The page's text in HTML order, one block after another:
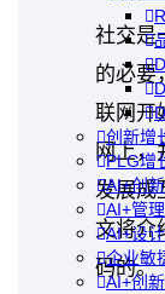
创新增
PLG增
AI+创
AI+管
AI+设
企业敏
AI+创
社交是
的必要
联网开
网上，
发展成
文将介
码的。